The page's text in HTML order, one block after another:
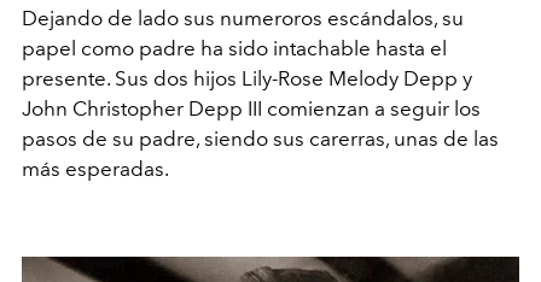
Dejando de lado sus numeroros escándalos, su
papel como padre ha sido intachable hasta el
presente. Sus dos hijos Lily-Rose Melody Depp y
John Christopher Depp III comienzan a seguir los
pasos de su padre, siendo sus carerras, unas de las
más esperadas.